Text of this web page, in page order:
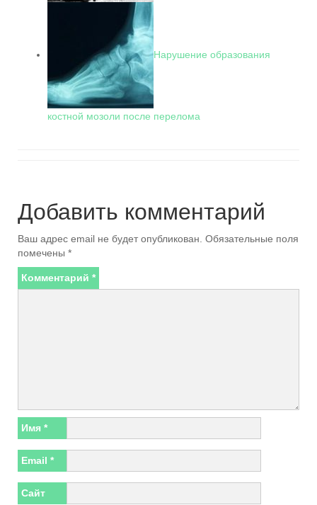
Нарушение образования
костной мозоли после перелома
Добавить комментарий
Ваш адрес email не будет опубликован. Обязательные поля
помечены *
Комментарий *
Имя *
Email *
Сайт